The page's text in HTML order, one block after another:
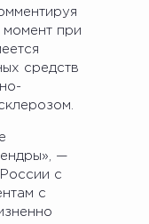
момент при
средств
—
с
с